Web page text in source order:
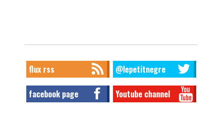
flux rss @lepetitnegre
facebook page Youtube channel